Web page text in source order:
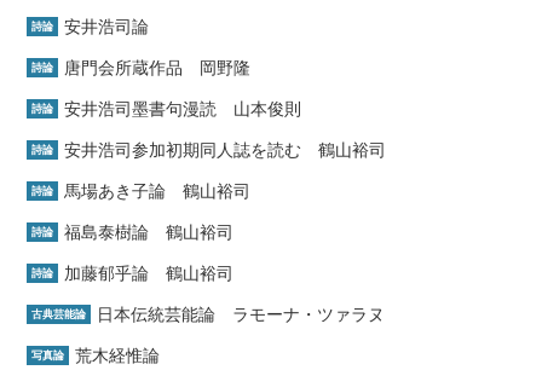
詩論 安井浩司論
詩論 唐門会所蔵作品 岡野隆
詩論 安井浩司墨書句漫読 山本俊則
詩論 安井浩司参加初期同人誌を読む 鶴山裕司
詩論 馬場あき子論 鶴山裕司
詩論 福島泰樹論 鶴山裕司
詩論 加藤郁乎論 鶴山裕司
古典芸能論 日本伝統芸能論 ラモーナ・ツァラヌ
写真論 荒木経惟論